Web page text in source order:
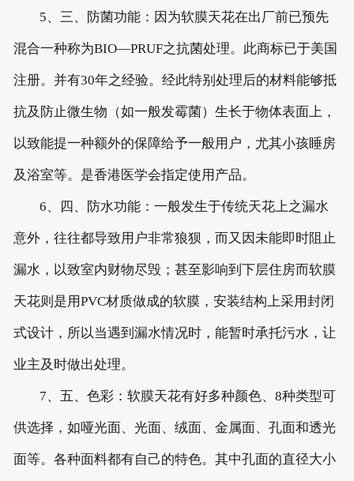
5、三、防菌功能：因为软膜天花在出厂前已预先
混合一种称为BIO—PRUF之抗菌处理。此商标已于美国
注册。并有30年之经验。经此特别处理后的材料能够抵
抗及防止微生物（如一般发霉菌）生长于物体表面上，
以致能提一种额外的保障给予一般用户，尤其小孩睡房
及浴室等。是香港医学会指定使用产品。
6、四、防水功能：一般发生于传统天花上之漏水
意外，往往都导致用户非常狼狈，而又因未能即时阻止
漏水，以致室内财物尽毁；甚至影响到下层住房而软膜
天花则是用PVC材质做成的软膜，安装结构上采用封闭
式设计，所以当遇到漏水情况时，能暂时承托污水，让
业主及时做出处理。
7、五、色彩：软膜天花有好多种颜色、8种类型可
供选择，如哑光面、光面、绒面、金属面、孔面和透光
面等。各种面料都有自己的特色。其中孔面的直径大小